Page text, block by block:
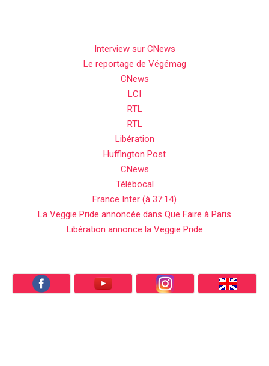
Interview sur CNews
Le reportage de Végémag
CNews
LCI
RTL
RTL
Libération
Huffington Post
CNews
Télébocal
France Inter (à 37:14)
La Veggie Pride annoncée dans Que Faire à Paris
Libération annonce la Veggie Pride